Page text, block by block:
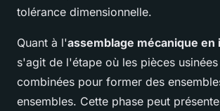
tolérance dimensionnelle.
Quant à l'assemblage mécanique en
s'agit de l'étape où les pièces
combinées pour former des
ensembles. Cette phase peut